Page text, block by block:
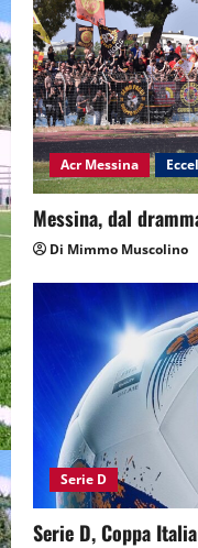
Acr Messina
Messina, dal
Di Mimmo Muscolino
Serie D
Serie D, Coppa